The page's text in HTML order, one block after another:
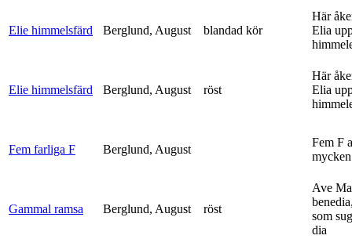
Elie himmelsfärd Berglund, August blandad kör
Här
Elia
Elie himmelsfärd Berglund, August röst
Här
Elia
Fem farliga F Berglund, August
Fem F
Gammal ramsa Berglund, August röst
Ave
som
dia